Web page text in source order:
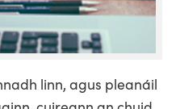
linn, agus pleanáil